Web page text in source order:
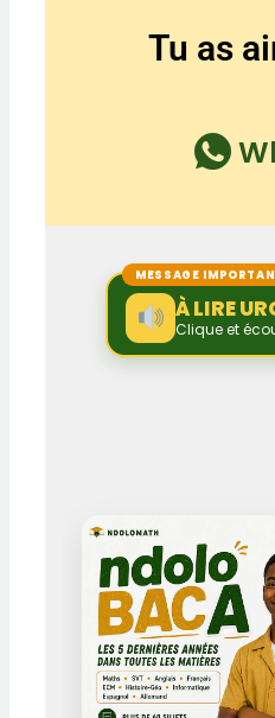
Tu as
MESSAGE
À LIRE
Clique et